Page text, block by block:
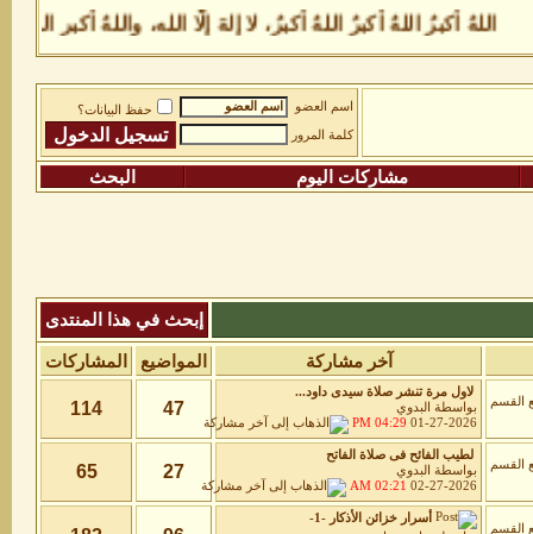
اللهُ أكبرُ اللهُ أكبرُ اللهُ أكبرُ، لا إلهَ إلَّا الله، واللهُ
اسم العضو
حفظ البيانات؟
كلمة المرور
مشاركات اليوم البحث
إبحث في هذا المنتدى
آخر مشاركة المواضيع المشاركات
لاول مرة تنشر صلاة سيدى داود...
بواسطة
البدوي
01-27-2026
04:29 PM
47
114
لطيب الفائح فى صلاة الفاتح
بواسطة
البدوي
02-27-2026
02:21 AM
27
65
أسرار خزائن اﻷذكار -1-